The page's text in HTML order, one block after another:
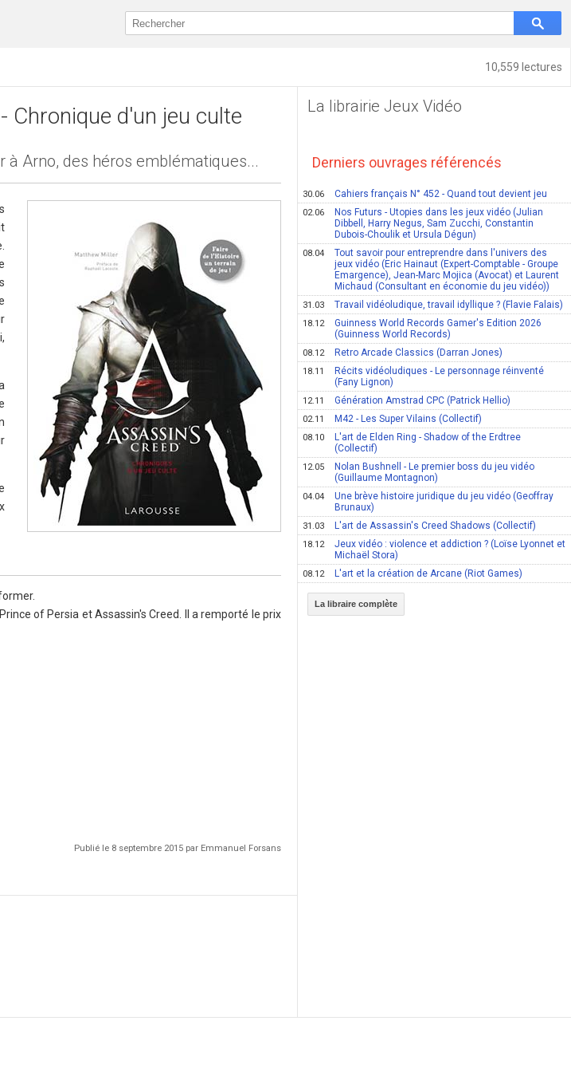
10,559 lectures
Chronique d'un jeu culte
à Arno, des héros emblématiques...
of Persia et Assassin's Creed. Il a remporté le prix
Publié le 8 septembre 2015 par Emmanuel Forsans
La librairie Jeux Vidéo
Derniers ouvrages référencés
30.06 Cahiers français N° 452 - Quand tout devient jeu
02.06
Nos Futurs - Utopies dans les jeux vidéo (Julian
Dibbell, Harry Negus, Sam Zucchi, Constantin
Dubois-Choulik et Ursula Dégun)
08.04
Tout savoir pour entreprendre dans l'univers des
jeux vidéo (Eric Hainaut (Expert-Comptable - Groupe
Emargence), Jean-Marc Mojica (Avocat) et Laurent
Michaud (Consultant en économie du jeu vidéo))
31.03 Travail vidéoludique, travail idyllique ? (Flavie Falais)
18.12
Guinness World Records Gamer's Edition 2026
(Guinness World Records)
08.12 Retro Arcade Classics (Darran Jones)
18.11
Récits vidéoludiques - Le personnage réinventé
(Fany Lignon)
12.11 Génération Amstrad CPC (Patrick Hellio)
02.11 M42 - Les Super Vilains (Collectif)
08.10
L'art de Elden Ring - Shadow of the Erdtree
(Collectif)
12.05
Nolan Bushnell - Le premier boss du jeu vidéo
(Guillaume Montagnon)
04.04
Une brève histoire juridique du jeu vidéo (Geoffray
Brunaux)
31.03 L'art de Assassin's Creed Shadows (Collectif)
18.12
Jeux vidéo : violence et addiction ? (Loïse Lyonnet et
Michaël Stora)
08.12 L'art et la création de Arcane (Riot Games)
La libraire complète